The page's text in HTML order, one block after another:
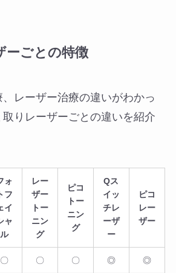
ーごとの特徴
レーザー治療の違いがわかっ
りレーザーごとの違いを紹介
ォ
フ
イ
ャ
ル
レー
ザー
トー
ニン
グ
ピコ
トー
ニン
グ
Qス
イッ
チレ
ーザ
ー
ピコ
レー
ザー
〇 〇 〇 ◎ ◎